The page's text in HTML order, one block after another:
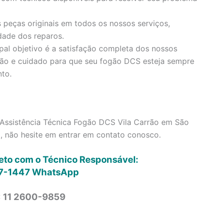
originais em todos os nossos serviços,
dos reparos.
objetivo é a satisfação completa dos nossos
e cuidado para que seu fogão DCS esteja sempre
Técnica Fogão DCS Vila Carrão em São
não hesite em entrar em contato conosco.
com o Técnico Responsável:
1447WhatsApp
11 2600-9859